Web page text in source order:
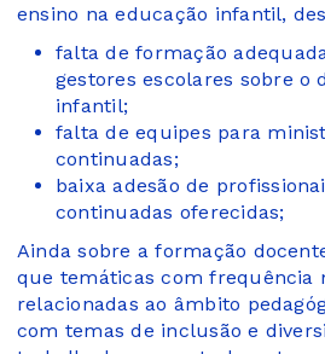
ensino na educação infantil,
falta de formação
gestores escolares sobre o
infantil;
falta de equipes para
continuadas;
baixa adesão de
continuadas oferecidas;
Ainda sobre a formação
que temáticas com frequência
relacionadas ao âmbito
com temas de inclusão e